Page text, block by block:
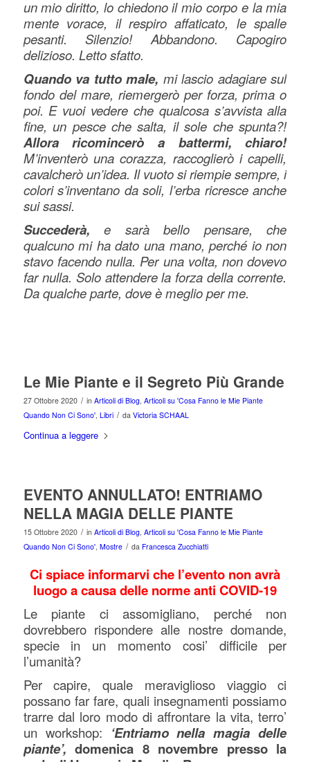
un mio diritto, lo chiedono il mio corpo e la mia
mente vorace, il respiro affaticato, le spalle
pesanti. Silenzio! Abbandono. Capogiro
delizioso. Letto sfatto.
Quando va tutto male, mi lascio adagiare sul
fondo del mare, riemergerò per forza, prima o
poi. E vuoi vedere che qualcosa s’avvista alla
fine, un pesce che salta, il sole che spunta?!
Allora ricomincerò a battermi, chiaro!
M’inventerò una corazza, raccoglierò i capelli,
cavalcherò un’idea. Il vuoto si riempie sempre, i
colori s’inventano da soli, l’erba ricresce anche
sui sassi.
Succederà, e sarà bello pensare, che
qualcuno mi ha dato una mano, perché io non
stavo facendo nulla. Per una volta, non dovevo
far nulla. Solo attendere la forza della corrente.
Da qualche parte, dove è meglio per me.
Le Mie Piante e il Segreto Più Grande
27 Ottobre 2020 / in Articoli di Blog, Articoli su 'Cosa Fanno le Mie Piante
Quando Non Ci Sono', Libri / da Victoria SCHAAL
Continua a leggere
EVENTO ANNULLATO! ENTRIAMO
NELLA MAGIA DELLE PIANTE
15 Ottobre 2020 / in Articoli di Blog, Articoli su 'Cosa Fanno le Mie Piante
Quando Non Ci Sono', Mostre / da Francesca Zucchiatti
Ci spiace informarvi che l’evento non avrà
luogo a causa delle norme anti COVID-19
Le piante ci assomigliano, perché non
dovrebbero rispondere alle nostre domande,
specie in un momento cosi’ difficile per
l’umanità?
Per capire, quale meraviglioso viaggio ci
possano far fare, quali insegnamenti possiamo
trarre dal loro modo di affrontare la vita, terro’
un workshop: ‘Entriamo nella magia delle
piante’, domenica 8 novembre presso la